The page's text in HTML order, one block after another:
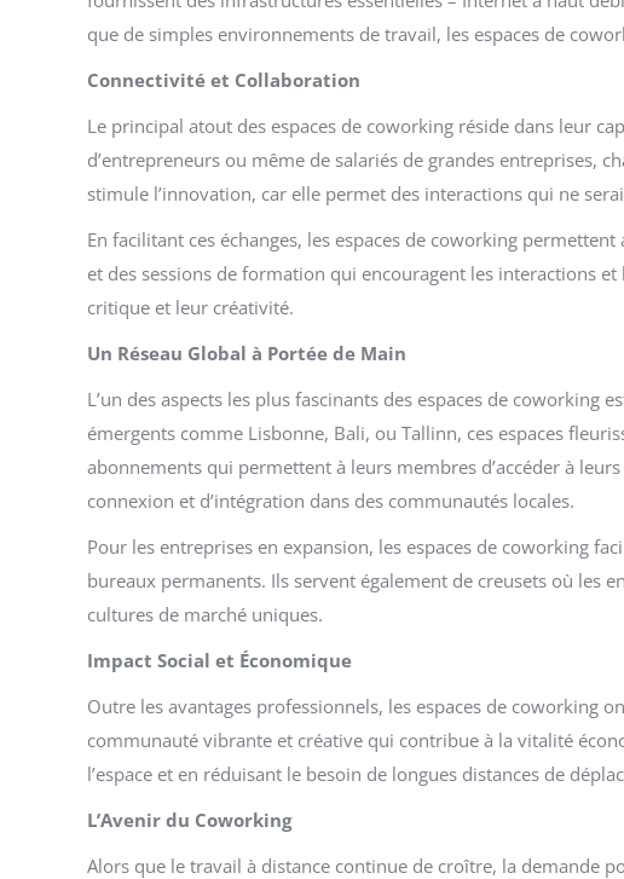
que de simples environnements de travail, les espaces de
Connectivité et Collaboration
Le principal atout des espaces de coworking réside dans leur
d’entrepreneurs ou même de salariés de grandes entreprises,
stimule l’innovation, car elle permet des interactions qui ne
En facilitant ces échanges, les espaces de coworking
et des sessions de formation qui encouragent les interactions
critique et leur créativité.
Un Réseau Global à Portée de Main
L’un des aspects les plus fascinants des espaces de
émergents comme Lisbonne, Bali, ou Tallinn, ces espaces
abonnements qui permettent à leurs membres d’accéder à
connexion et d’intégration dans des communautés locales.
Pour les entreprises en expansion, les espaces de coworking
bureaux permanents. Ils servent également de creusets où les
cultures de marché uniques.
Impact Social et Économique
Outre les avantages professionnels, les espaces de coworking
communauté vibrante et créative qui contribue à la vitalité
l’espace et en réduisant le besoin de longues distances de
L’Avenir du Coworking
Alors que le travail à distance continue de croître, la demande